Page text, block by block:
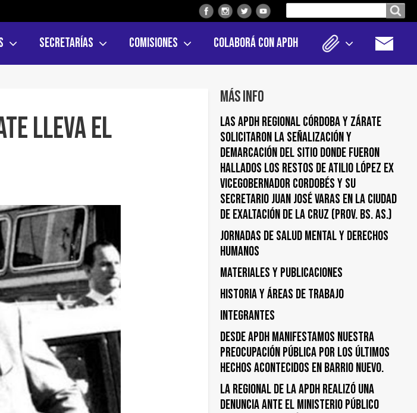
el
sitio
Secretarías Comisiones Colaborá con APDH
lleva el
Más info
LAS APDH REGIONAL CÓRDOBA Y ZÁRATE
SOLICITARON LA SEÑALIZACIÓN Y
DEMARCACIÓN DEL SITIO DONDE FUERON
HALLADOS LOS RESTOS DE ATILIO LÓPEZ EX
VICEGOBERNADOR CORDOBÉS Y SU
SECRETARIO JUAN JOSÉ VARAS EN LA CIUDAD
DE EXALTACIÓN DE LA CRUZ (PROV. BS. AS.)
Jornadas de Salud Mental y Derechos
Humanos
Materiales y publicaciones
Historia y áreas de trabajo
Integrantes
DESDE APDH MANIFESTAMOS NUESTRA
PREOCUPACIÓN PÚBLICA POR LOS ÚLTIMOS
HECHOS ACONTECIDOS EN BARRIO NUEVO.
LA REGIONAL DE LA APDH REALIZÓ UNA
DENUNCIA ANTE EL MINISTERIO PÚBLICO